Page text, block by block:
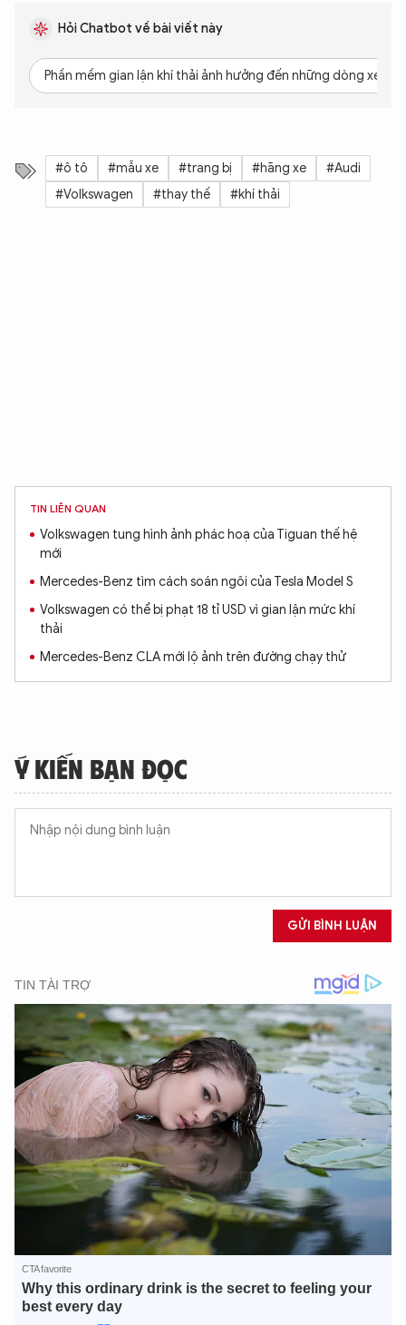
Hỏi Chatbot về bài viết này
Phần mềm gian lận khí thải ảnh hưởng đến những dòng xe
#ô tô #mẫu xe #trang bị #hãng xe
#Audi
#Volkswagen
#thay thế #khí thải
TIN LIÊN QUAN
Volkswagen tung hình ảnh phác hoạ của Tiguan thế hệ
mới
Mercedes-Benz tìm cách soán ngôi của Tesla Model S
Volkswagen có thể bị phạt 18 tỉ USD vì gian lận mức khí
thải
Mercedes-Benz CLA mới lộ ảnh trên đường chạy thử
Ý KIẾN BẠN ĐỌC
GỬI BÌNH LUẬN